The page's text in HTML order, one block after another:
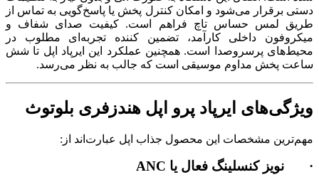
دستی برقرار می‌شود و امکان کنترل پخش یا پاسخ‌گویی به تماس از
طریق لمس حساس تاچ فراهم است. کیفیت صدای شفاف و
میکروفون داخلی کارآمد، تضمین ‌کننده تجربه‌ای مطلوب در
محیط‌های پرسروصدا است. همچنین عملکرد این ایرپاد اپل تا شش
ساعت پخش مداوم موسیقی است که جالب به نظر می‌رسد.
ویژگی‌های ایرپاد پرو اپل هندزفری بلوتوث
مهم‌ترین مشخصات این محصول جذاب اپل عبارت‌اند از:
· نویز کنسلینگ فعال یا ANC